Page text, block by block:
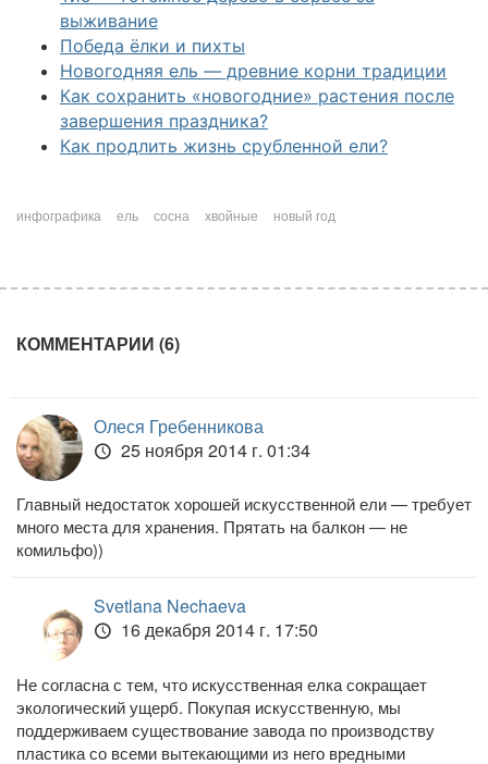
выживание
Победа ёлки и пихты
Новогодняя ель — древние корни традиции
Как сохранить «новогодние» растения после
завершения праздника?
Как продлить жизнь срубленной ели?
инфографика ель сосна хвойные новый год
КОММЕНТАРИИ (6)
Олеся Гребенникова
25 ноября 2014 г. 01:34
Главный недостаток хорошей искусственной ели — требует
много места для хранения. Прятать на балкон — не
комильфо))
Svetlana Nechaeva
16 декабря 2014 г. 17:50
Не согласна с тем, что искусственная елка сокращает
экологический ущерб. Покупая искусственную, мы
поддерживаем существование завода по производству
пластика со всеми вытекающими из него вредными